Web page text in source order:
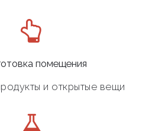
помещения
и открытые вещи